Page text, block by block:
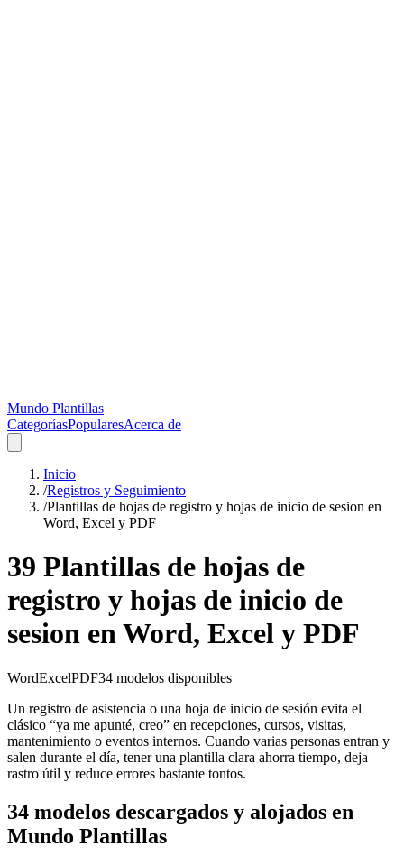
Mundo Plantillas
CategoríasPopularesAcerca de
Inicio
/Registros y Seguimiento
/Plantillas de hojas de registro y hojas de inicio de sesion en
Word, Excel y PDF
39 Plantillas de hojas de
registro y hojas de inicio de
sesion en Word, Excel y PDF
WordExcelPDF34 modelos disponibles
Un registro de asistencia o una hoja de inicio de sesión evita el
clásico “ya me apunté, creo” en recepciones, cursos, visitas,
mantenimiento o eventos internos. Cuando varias personas entran y
salen durante el día, tener una plantilla clara ahorra tiempo, deja
rastro útil y reduce errores bastante tontos.
34 modelos descargados y alojados en
Mundo Plantillas